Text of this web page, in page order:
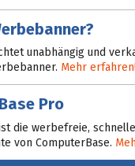
unabhängig und
Mehr erfahren!
Pro
die werbefreie,
von ComputerBase.